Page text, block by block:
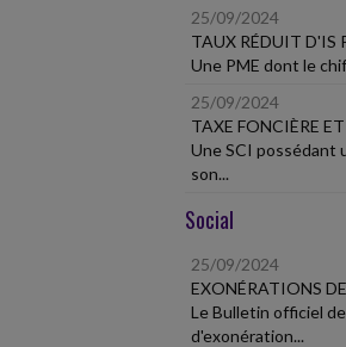
25/09/2024
TAUX RÉDUIT D'IS
Une PME dont le
25/09/2024
TAXE FONCIÈRE
Une SCI possédant
son...
Social
25/09/2024
EXONÉRATIONS
Le Bulletin officiel
d'exonération...